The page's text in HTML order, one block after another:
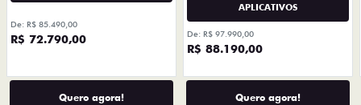
De: R$ 85.490,00
R$ 72.790,00
Quero agora!
APLICATIVOS
De: R$ 97.990,00
R$ 88.190,00
Quero agora!